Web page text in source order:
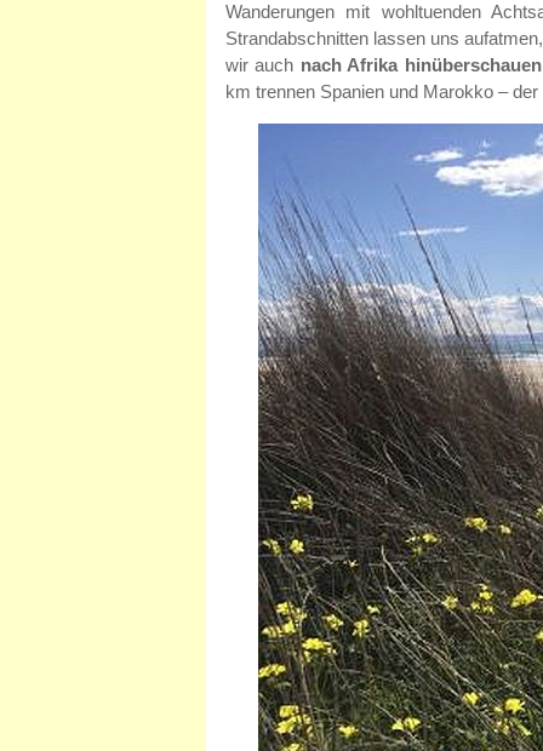
Wanderungen mit wohltuenden
Strandabschnitten lassen uns
wir auch nach Afrika hinüberschauen
km trennen Spanien und Marokko –